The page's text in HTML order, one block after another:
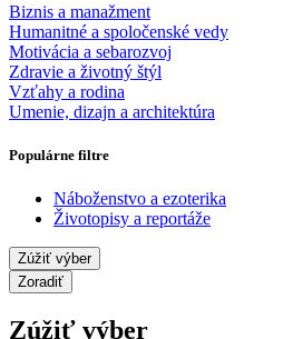
Biznis a manažment
Humanitné a spoločenské vedy
Motivácia a sebarozvoj
Zdravie a životný štýl
Vzťahy a rodina
Umenie, dizajn a architektúra
Populárne filtre
Náboženstvo a ezoterika
Životopisy a reportáže
Zúžiť výber
Zoradiť
Zúžiť výber